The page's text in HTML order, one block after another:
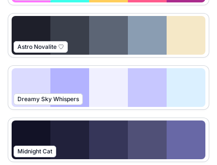
Astro Novalite ♡
Dreamy Sky Whispers
Midnight Cat